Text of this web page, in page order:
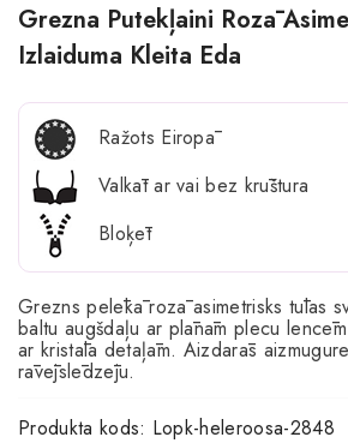
Grezna Putekļaini Rozā
Izlaiduma Kleita Eda
Ražots Eiropā
Valkāt ar vai bez krūštura
Bloķēt
Grezns pelēkā rozā asimetrisks tūlas
baltu augšdaļu ar plānām plecu
ar kristāla detaļām. Aizdarās
rāvējslēdzēju.
Produkta kods: Lopk-heleroosa-2848